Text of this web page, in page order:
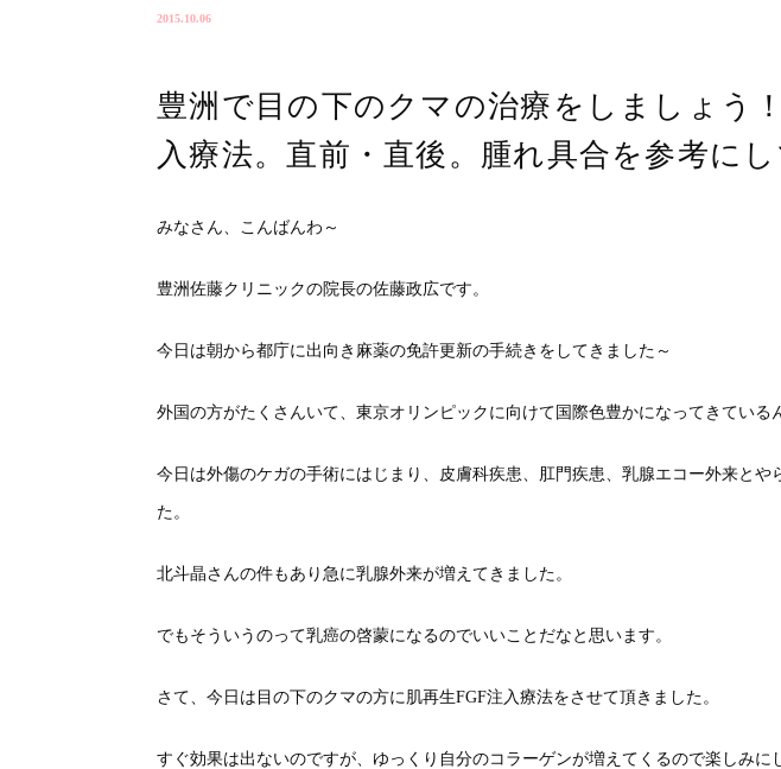
2015.10.06
豊洲で目の下のクマの治療をしましょう
入療法。直前・直後。腫れ具合を参考にし
みなさん、こんばんわ～
豊洲佐藤クリニックの院長の佐藤政広です。
今日は朝から都庁に出向き麻薬の免許更新の手続きをしてきました～
外国の方がたくさんいて、東京オリンピックに向けて国際色豊かになってきている
今日は外傷のケガの手術にはじまり、皮膚科疾患、肛門疾患、乳腺エコー外来とや
た。
北斗晶さんの件もあり急に乳腺外来が増えてきました。
でもそういうのって乳癌の啓蒙になるのでいいことだなと思います。
さて、今日は目の下のクマの方に肌再生FGF注入療法をさせて頂きました。
すぐ効果は出ないのですが、ゆっくり自分のコラーゲンが増えてくるので楽しみに